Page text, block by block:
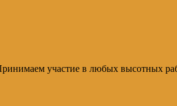
участие в любых высотных